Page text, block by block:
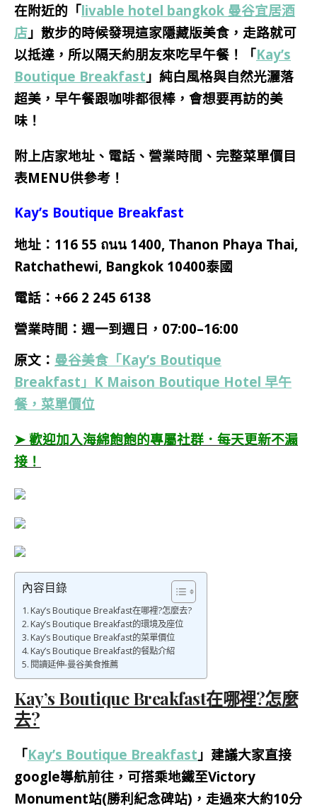
在附近的「livable hotel bangkok 曼谷宜居酒
店 」散步的時候發現這家隱藏版美食，走路就可
以抵達，所以隔天約朋友來吃早午餐！「Kay’s
Boutique Breakfast 」純白風格與自然光灑落
超美，早午餐跟咖啡都很棒，會想要再訪的美
味！
附上店家地址、電話、營業時間、完整菜單價目
表MENU供參考！
Kay’s Boutique Breakfast
地址：116 55 ถนน 1400, Thanon Phaya Thai,
Ratchathewi, Bangkok 10400泰國
電話：+66 2 245 6138
營業時間：週一到週日，07:00–16:00
原文： 曼谷美食「Kay’s Boutique
Breakfast」K Maison Boutique Hotel 早午
餐，菜單價位
➤ 歡迎加入海綿飽飽的專屬社群．每天更新不漏
接！
內容目錄
Kay’s Boutique Breakfast在哪裡?怎麼去?
Kay’s Boutique Breakfast的環境及座位
Kay’s Boutique Breakfast的菜單價位
Kay’s Boutique Breakfast的餐點介紹
閱讀延伸-曼谷美食推薦
Kay’s Boutique Breakfast在哪裡?怎麼
去?
「Kay’s Boutique Breakfast 」 建議大家直接
google導航前往，可搭乘地鐵至Victory
Monument站(勝利紀念碑站)，走過來大約10分